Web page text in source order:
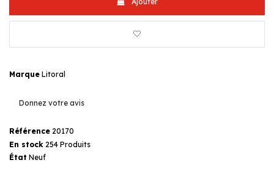
Marque Litoral
Donnez votre avis
Référence 20170
En stock 254 Produits
État Neuf